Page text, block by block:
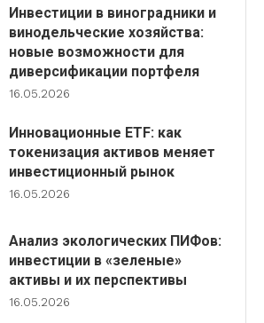
Инвестиции в виноградники и
винодельческие хозяйства:
новые возможности для
диверсификации портфеля
16.05.2026
Инновационные ETF: как
токенизация активов меняет
инвестиционный рынок
16.05.2026
Анализ экологических ПИФов:
инвестиции в «зеленые»
активы и их перспективы
16.05.2026